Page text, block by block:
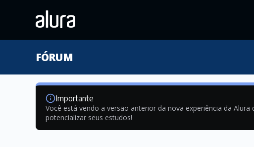
FÓRUM
Importante
Você está vendo a versão anterior da nova experiência da
potencializar seus estudos!